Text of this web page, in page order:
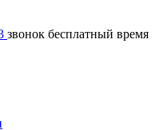
звонок бесплатный время